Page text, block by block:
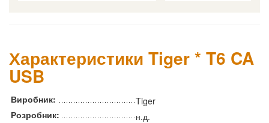
Характеристики Tiger * T6 CA
USB
Виробник:
Tiger
Розробник:
н.д.